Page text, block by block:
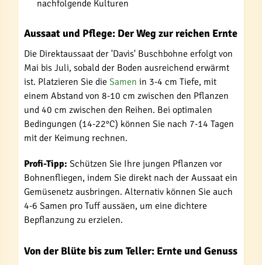
nachfolgende Kulturen
Aussaat und Pflege: Der Weg zur reichen Ernte
Die Direktaussaat der 'Davis' Buschbohne erfolgt von
Mai bis Juli, sobald der Boden ausreichend erwärmt
ist. Platzieren Sie die Samen in 3-4 cm Tiefe, mit
einem Abstand von 8-10 cm zwischen den Pflanzen
und 40 cm zwischen den Reihen. Bei optimalen
Bedingungen (14-22°C) können Sie nach 7-14 Tagen
mit der Keimung rechnen.
Profi-Tipp: Schützen Sie Ihre jungen Pflanzen vor
Bohnenfliegen, indem Sie direkt nach der Aussaat ein
Gemüsenetz ausbringen. Alternativ können Sie auch
4-6 Samen pro Tuff aussäen, um eine dichtere
Bepflanzung zu erzielen.
Von der Blüte bis zum Teller: Ernte und Genuss